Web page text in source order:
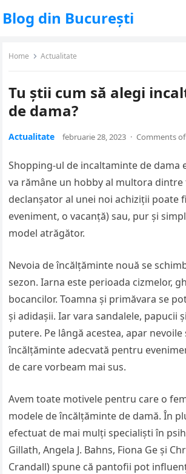
Blog din București
Home Actualitate
Tu ştii cum să alegi
de dama?
Actualitate februarie 28, 2023 · Comments
Shopping-ul de incaltaminte de dama
va rămâne un hobby al multora dintre
declanşator al unei noi achiziţii poate
eveniment, o vacanţă) sau, pur şi
model atrăgător.
Nevoia de încălţăminte nouă se
sezon. Iarna este perioada cizmelor,
bocancilor. Toamna şi primăvara se
şi adidaşii. Iar vara sandalele, papucii
putere. Pe lângă acestea, apar nevoile
încălţăminte adecvată pentru
de care vorbeam mai sus.
Avem toate motivele pentru care o
modele de încălţăminte de damă. În
efectuat de mai mulţi specialişti în
Gillath, Angela J. Bahns, Fiona Ge şi
Crandall) spune că pantofii pot